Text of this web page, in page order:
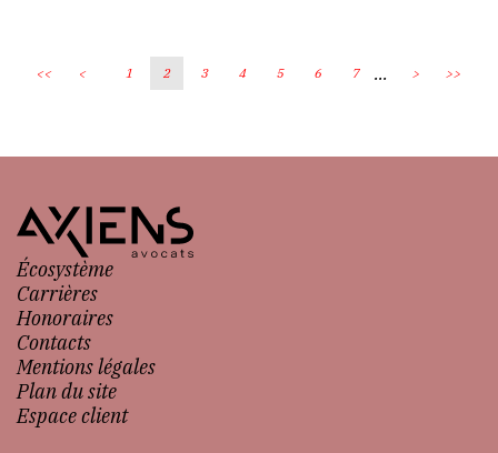
<< < 1 2 3 4 5 6 7 ... > >>
Écosystème
Carrières
Honoraires
Contacts
Mentions légales
Plan du site
Espace client